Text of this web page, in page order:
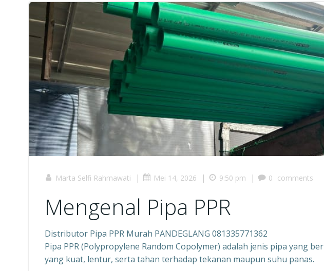
Marta Selfi Rahmawati | Mei 14, 2026 | 9:50 pm | 0 comments
Mengenal Pipa PPR
Distributor Pipa PPR Murah PANDEGLANG 081335771362
Pipa PPR (Polypropylene Random Copolymer) adalah jenis pipa yang
yang kuat, lentur, serta tahan terhadap tekanan maupun suhu panas.